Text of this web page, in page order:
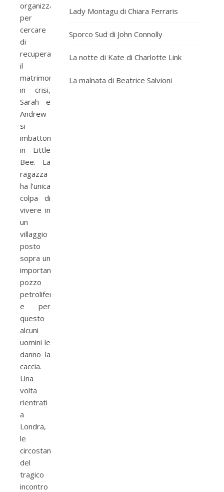
organizzata
per
cercare
di
recuperare
il
matrimonio
in crisi,
Sarah e
Andrew
si
imbattono
in Little
Bee. La
ragazza
ha l’unica
colpa di
vivere in
un
villaggio
posto
sopra un
importante
pozzo
petroliferio
e per
questo
alcuni
uomini le
danno la
caccia.
Una
volta
rientrati
a
Londra,
le
circostanze
del
tragico
incontro
Lady Montagu di Chiara Ferraris
Sporco Sud di John Connolly
La notte di Kate di Charlotte Link
La malnata di Beatrice Salvioni